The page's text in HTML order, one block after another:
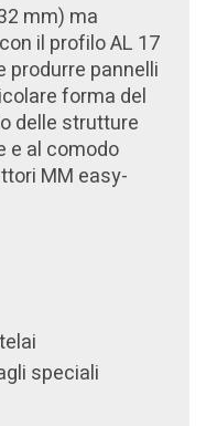
mm) ma
il profilo AL 17
produrre pannelli
forma del
delle strutture
e al comodo
MM easy-
speciali